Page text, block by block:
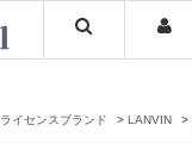
ライセンスブランド LANVIN